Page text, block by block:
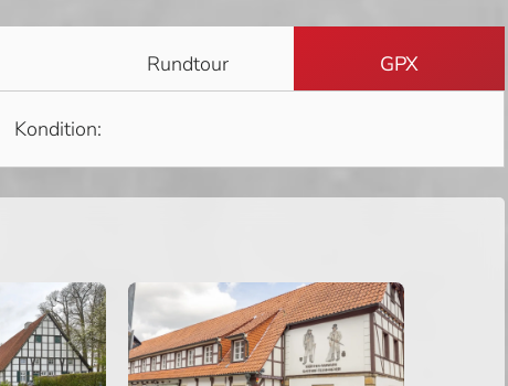
Rundtour GPX
Kondition: